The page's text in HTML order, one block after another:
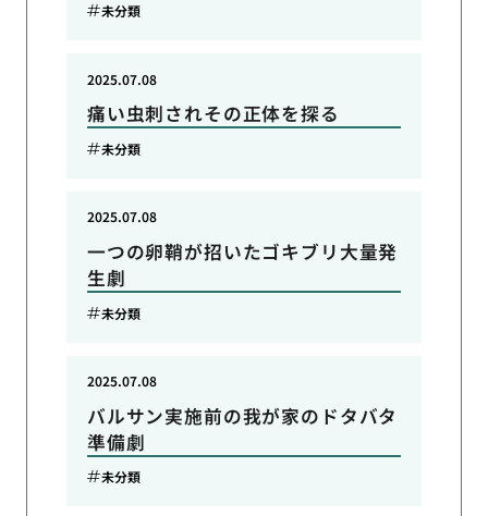
未分類
痛い虫刺されその正体を探る
2025.07.08
未分類
一つの卵鞘が招いたゴキブリ大量発
生劇
2025.07.08
未分類
バルサン実施前の我が家のドタバタ
準備劇
2025.07.08
未分類